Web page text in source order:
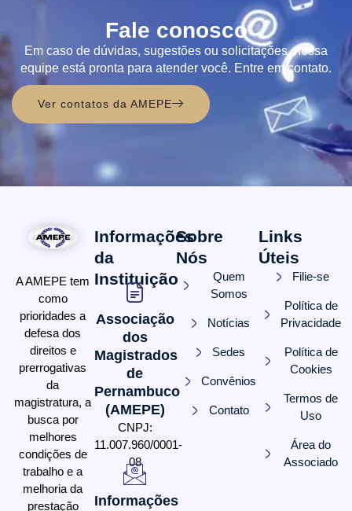
Fale conosco
Em caso de dúvidas, sugestões ou solicitações, nossa
equipe está pronta para atender você. Entre em contato.
Ver contatos da AMEPE
A AMEPE tem
como
prioridades a
defesa dos
direitos e
prerrogativas
da
magistratura, a
busca por
melhores
condições de
trabalho e a
melhoria da
prestação
Informações
da
Instituição
Associação
dos
Magistrados
de
Pernambuco
(AMEPE)
CNPJ:
11.007.960/0001-
08
Informações
Sobre
Nós
Quem
Somos
Notícias
Sedes
Convênios
Contato
Links
Úteis
Filie-se
Política de
Privacidade
Política de
Cookies
Termos de
Uso
Área do
Associado